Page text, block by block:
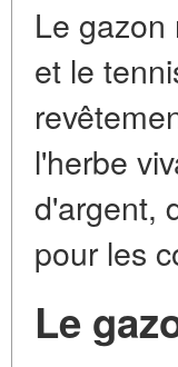
Le
et le
l'herbe
d'argent,
pour les
Le